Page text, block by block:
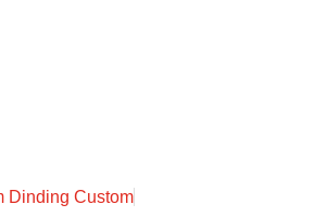
Dinding Custom